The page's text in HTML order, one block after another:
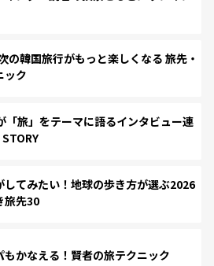
韓国旅行がもっと楽しくなる 旅先・
ック
「旅」をテーマに語るインタビュー連
してみたい！地球の歩き方が選ぶ2026
旅先30
もかなえる！賢者の旅テクニック